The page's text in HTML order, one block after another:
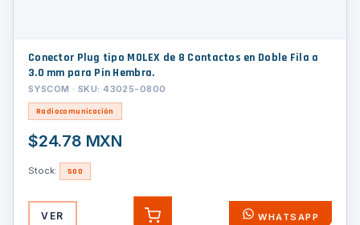
Conector Plug tipo MOLEX de 8 Contactos en Doble Fila a
3.0 mm para Pin Hembra.
SYSCOM · SKU: 43025-0800
Radiocomunicación
$24.78 MXN
Stock: 500
VER AGREGAR WHATSAPP